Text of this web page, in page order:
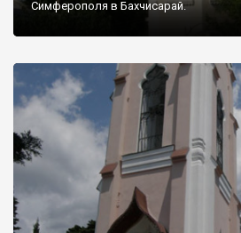
Симферополя в Бахчисарай.